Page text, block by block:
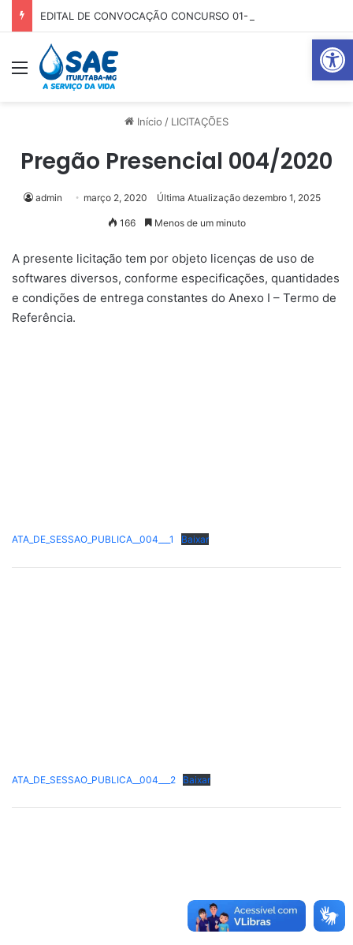
Abrir
EDITAL DE CONVOCAÇÃO CONCURSO 01-2025
Menu
Início / LICITAÇÕES
Pregão Presencial 004/2020
admin março 2, 2020 Última Atualização dezembro 1, 2025
166 Menos de um minuto
A presente licitação tem por objeto licenças de uso de
softwares diversos, conforme especificações, quantidades
e condições de entrega constantes do Anexo I – Termo de
Referência.
ATA_DE_SESSAO_PUBLICA__004___1 Baixar
ATA_DE_SESSAO_PUBLICA__004___2 Baixar